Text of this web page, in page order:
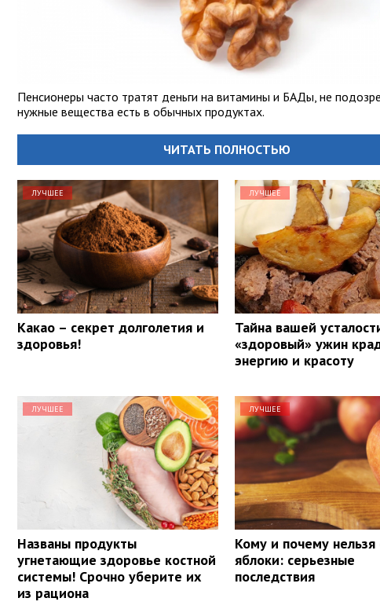
Пенсионеры часто тратят деньги на витамины и БАДы, не
нужные вещества есть в обычных продуктах.
ЧИТАТЬ ПОЛНОСТЬЮ
ЛУЧШЕЕ
Какао – секрет долголетия и
здоровья!
ЛУЧШЕЕ
Тайна вашей
«здоровый» ужин
энергию и красоту
ЛУЧШЕЕ
Названы продукты
угнетающие здоровье костной
системы! Срочно уберите их
из рациона
ЛУЧШЕЕ
Кому и почему нельзя
яблоки: серьезные
последствия